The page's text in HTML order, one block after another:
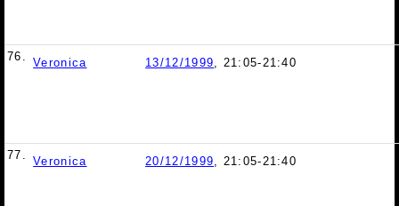
76. Veronica 13/12/1999, 21:05-21:40
77. Veronica 20/12/1999, 21:05-21:40